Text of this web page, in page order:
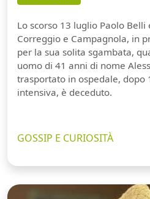
Lo scorso 13 luglio Paolo
Correggio e Campagnola, in
per la sua solita sgambata,
uomo di 41 anni di nome
trasportato in ospedale, dopo
intensiva, è deceduto.
GOSSIP E CURIOSITÀ